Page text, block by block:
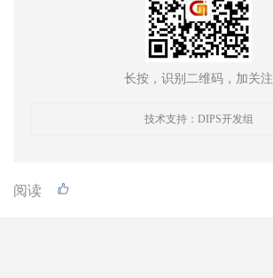
长按，识别二维码，加关注
技术支持：DIPS开发组
阅读